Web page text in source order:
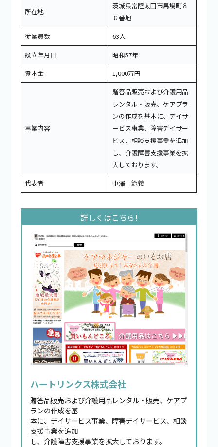
所在地
茨城県常陸太田市馬場町８
６番地
従業員数
63人
設立年月日
昭和57年
資本金
1,000万円
事業内容
贈答品販売および介護用品
レンタル・販売、ケアプラ
ンの作成を基本に、デイサ
ービス事業、障害デイサー
ビス、相談支援事業を追加
し、介護障害支援事業を拡
大しております。
代表者
中澤 範義
ハートリンクス株式会社
贈答品販売および介護用品レンタル・販売、ケアプ
ランの作成を基
本に、デイサービス事業、障害デイサービス、相談
支援事業を追加
し、介護障害支援事業を拡大しております。